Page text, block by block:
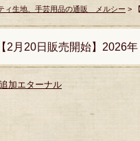
ィ生地、手芸用品の通販 メルシー >
【2月20日販売開始】2026
加エターナル